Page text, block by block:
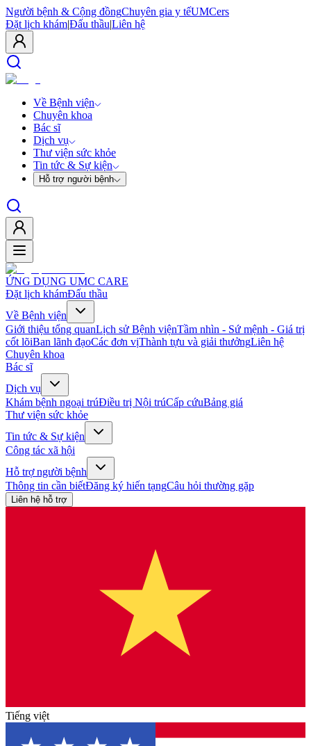
Người bệnh & Cộng đồngChuyên gia y tếUMCers
Đặt lịch khám|Đấu thầu|Liên hệ
Về Bệnh viện
Chuyên khoa
Bác sĩ
Dịch vụ
Thư viện sức khỏe
Tin tức & Sự kiện
Hỗ trợ người bệnh
ỨNG DỤNG UMC CARE
Đặt lịch khámĐấu thầu
Về Bệnh viện
Giới thiệu tổng quanLịch sử Bệnh việnTầm nhìn - Sứ mệnh - Giá trị
cốt lõiBan lãnh đạoCác đơn vịThành tựu và giải thưởngLiên hệ
Chuyên khoa
Bác sĩ
Dịch vụ
Khám bệnh ngoại trúĐiều trị Nội trúCấp cứuBảng giá
Thư viện sức khỏe
Tin tức & Sự kiện
Công tác xã hội
Hỗ trợ người bệnh
Thông tin cần biếtĐăng ký hiến tạngCâu hỏi thường gặp
Liên hệ hỗ trợ
Tiếng việt